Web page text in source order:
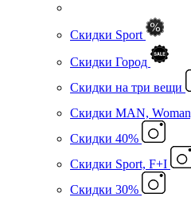
Скидки Sport
Скидки Город
Cкидки на три вещи
Скидки MAN,
Скидки 40%
Скидки Sport, F+I
Скидки 30%